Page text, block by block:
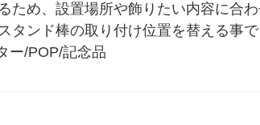
ため、設置場所や飾りたい内容に合
ンド棒の取り付け位置を替える事
ー/POP/記念品